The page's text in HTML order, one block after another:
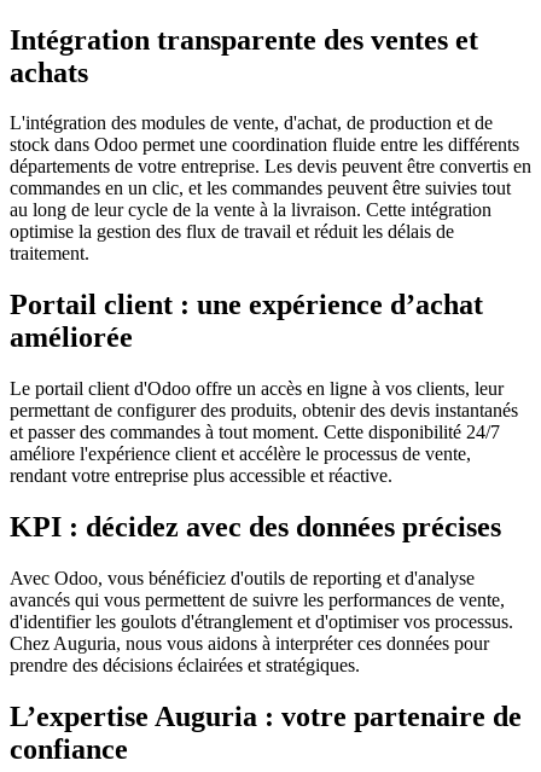
Intégration transparente des ventes et
achats
L'intégration des modules de vente, d'achat, de production et de
stock dans Odoo permet une coordination fluide entre les différents
départements de votre entreprise. Les devis peuvent être convertis en
commandes en un clic, et les commandes peuvent être suivies tout
au long de leur cycle de la vente à la livraison. Cette intégration
optimise la gestion des flux de travail et réduit les délais de
traitement.
Portail client : une expérience d’achat
améliorée
Le portail client d'Odoo offre un accès en ligne à vos clients, leur
permettant de configurer des produits, obtenir des devis instantanés
et passer des commandes à tout moment. Cette disponibilité 24/7
améliore l'expérience client et accélère le processus de vente,
rendant votre entreprise plus accessible et réactive.
KPI : décidez avec des données précises
Avec Odoo, vous bénéficiez d'outils de reporting et d'analyse
avancés qui vous permettent de suivre les performances de vente,
d'identifier les goulots d'étranglement et d'optimiser vos processus.
Chez Auguria, nous vous aidons à interpréter ces données pour
prendre des décisions éclairées et stratégiques.
L’expertise Auguria : votre partenaire de
confiance